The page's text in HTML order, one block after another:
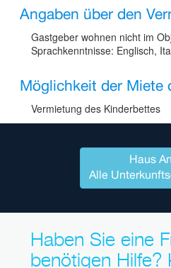
Angaben über den
Gastgeber wohnen nicht im
Sprachkenntnisse: Englisch,
Möglichkeit der Miete
Vermietung des Kinderbettes
Haus
Alle
Haben Sie eine
benötigen Hilfe?